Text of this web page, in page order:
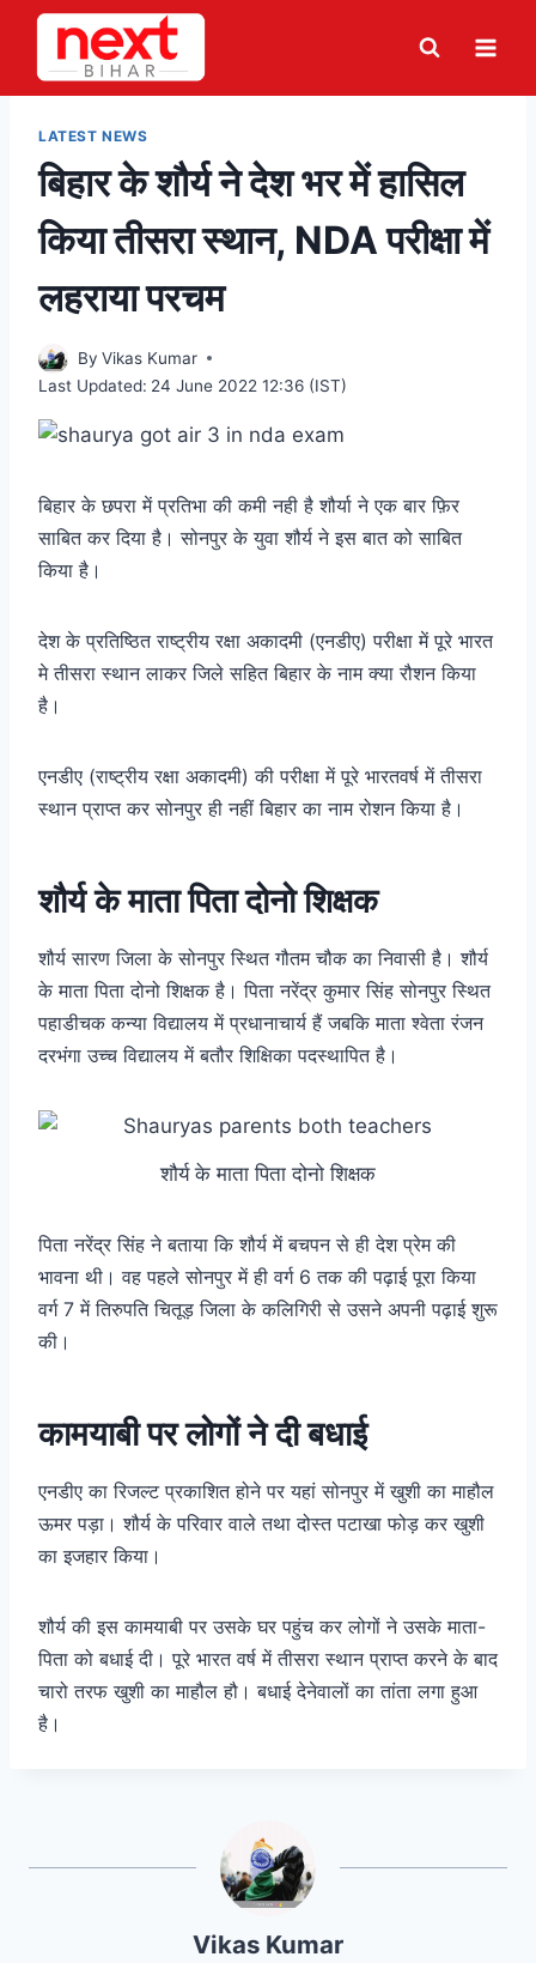
Skip
content
LATEST NEWS
बिहार के शौर्य ने देश भर में हासिल
किया तीसरा स्थान, NDA परीक्षा में
लहराया परचम
By Vikas Kumar
Last Updated: 24 June 2022 12:36 (IST)
बिहार के छपरा में प्रतिभा की कमी नही है शौर्या ने एक बार फ़िर
साबित कर दिया है। सोनपुर के युवा शौर्य ने इस बात को साबित
किया है।
देश के प्रतिष्ठित राष्ट्रीय रक्षा अकादमी (एनडीए) परीक्षा में पूरे भारत
मे तीसरा स्थान लाकर जिले सहित बिहार के नाम क्या रौशन किया
है।
एनडीए (राष्ट्रीय रक्षा अकादमी) की परीक्षा में पूरे भारतवर्ष में तीसरा
स्थान प्राप्त कर सोनपुर ही नहीं बिहार का नाम रोशन किया है।
शौर्य के माता पिता दोनो शिक्षक
शौर्य सारण जिला के सोनपुर स्थित गौतम चौक का निवासी है। शौर्य
के माता पिता दोनो शिक्षक है। पिता नरेंद्र कुमार सिंह सोनपुर स्थित
पहाडीचक कन्या विद्यालय में प्रधानाचार्य हैं जबकि माता श्वेता रंजन
दरभंगा उच्च विद्यालय में बतौर शिक्षिका पदस्थापित है।
शौर्य के माता पिता दोनो शिक्षक
पिता नरेंद्र सिंह ने बताया कि शौर्य में बचपन से ही देश प्रेम की
भावना थी। वह पहले सोनपुर में ही वर्ग 6 तक की पढ़ाई पूरा किया
वर्ग 7 में तिरुपति चितूड़ जिला के कलिगिरी से उसने अपनी पढ़ाई शुरू
की।
कामयाबी पर लोगों ने दी बधाई
एनडीए का रिजल्ट प्रकाशित होने पर यहां सोनपुर में खुशी का माहौल
ऊमर पड़ा। शौर्य के परिवार वाले तथा दोस्त पटाखा फोड़ कर खुशी
का इजहार किया।
शौर्य की इस कामयाबी पर उसके घर पहुंच कर लोगों ने उसके माता-
पिता को बधाई दी। पूरे भारत वर्ष में तीसरा स्थान प्राप्त करने के बाद
चारो तरफ खुशी का माहौल हौ। बधाई देनेवालों का तांता लगा हुआ
है।
Vikas Kumar